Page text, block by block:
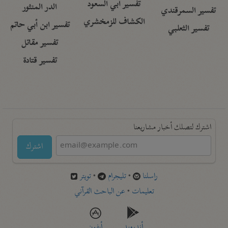
تفسير السمرقندي
تفسير الثعلبي
تفسير أبي السعود
الكشاف للزمخشري
الدر المنثور
تفسير ابن أبي حاتم
تفسير مقاتل
تفسير قتادة
اشترك لتصلك أخبار مشاريعنا
اشترك
راسلنا •تليجرام •تويتر
تعليمات •عن الباحث القرآني